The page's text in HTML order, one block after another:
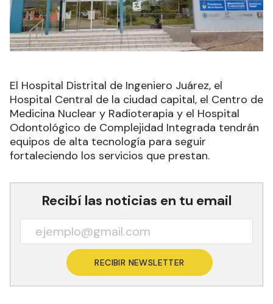
El Hospital Distrital de Ingeniero Juárez, el
Hospital Central de la ciudad capital, el Centro de
Medicina Nuclear y Radioterapia y el Hospital
Odontológico de Complejidad Integrada tendrán
equipos de alta tecnología para seguir
fortaleciendo los servicios que prestan.
Recibí las noticias en tu email
RECIBIR NEWSLETTER